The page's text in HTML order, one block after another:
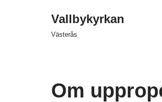
Vallbykyrkan
Västerås
Om